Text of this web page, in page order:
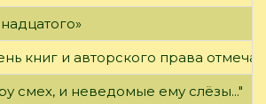
книг и авторского права
смех, и неведомые ему слёзы..."